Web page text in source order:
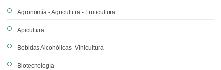
Agronomía - Agricultura - Fruticultura
Apicultura
Bebidas Alcohólicas- Vinicultura
Biotecnología